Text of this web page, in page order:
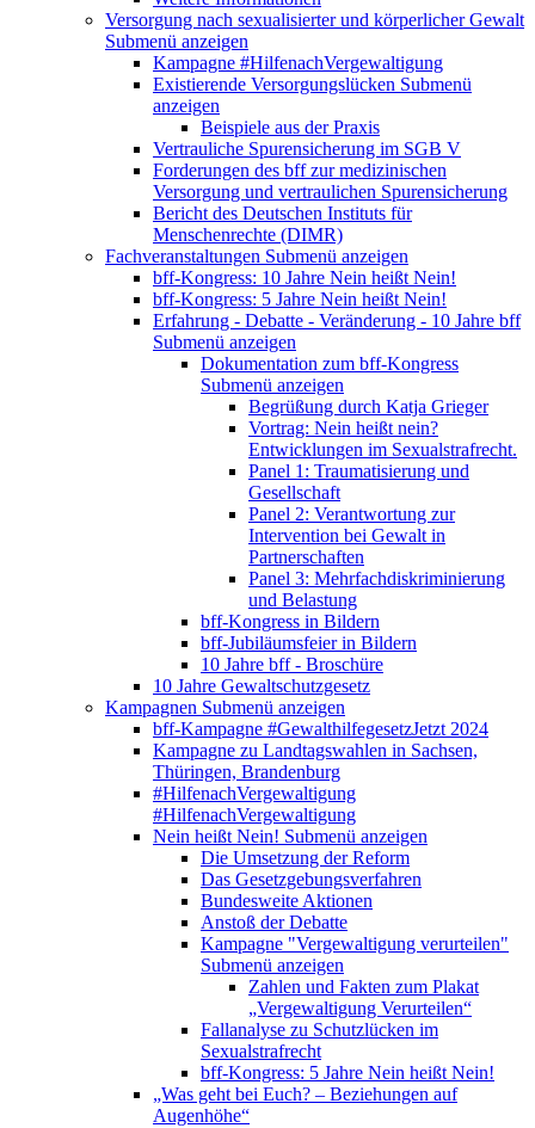
Versorgung nach sexualisierter und körperlicher Gewalt
Submenü anzeigen
Kampagne #HilfenachVergewaltigung
Existierende Versorgungslücken Submenü
anzeigen
Beispiele aus der Praxis
Vertrauliche Spurensicherung im SGB V
Forderungen des bff zur medizinischen
Versorgung und vertraulichen Spurensicherung
Bericht des Deutschen Instituts für
Menschenrechte (DIMR)
Fachveranstaltungen Submenü anzeigen
bff-Kongress: 10 Jahre Nein heißt Nein!
bff-Kongress: 5 Jahre Nein heißt Nein!
Erfahrung - Debatte - Veränderung - 10 Jahre bff
Submenü anzeigen
Dokumentation zum bff-Kongress
Submenü anzeigen
Begrüßung durch Katja Grieger
Vortrag: Nein heißt nein?
Entwicklungen im Sexualstrafrecht.
Panel 1: Traumatisierung und
Gesellschaft
Panel 2: Verantwortung zur
Intervention bei Gewalt in
Partnerschaften
Panel 3: Mehrfachdiskriminierung
und Belastung
bff-Kongress in Bildern
bff-Jubiläumsfeier in Bildern
10 Jahre bff - Broschüre
10 Jahre Gewaltschutzgesetz
Kampagnen Submenü anzeigen
bff-Kampagne #GewalthilfegesetzJetzt 2024
Kampagne zu Landtagswahlen in Sachsen,
Thüringen, Brandenburg
#HilfenachVergewaltigung
#HilfenachVergewaltigung
Nein heißt Nein! Submenü anzeigen
Die Umsetzung der Reform
Das Gesetzgebungsverfahren
Bundesweite Aktionen
Anstoß der Debatte
Kampagne "Vergewaltigung verurteilen"
Submenü anzeigen
Zahlen und Fakten zum Plakat
„Vergewaltigung Verurteilen“
Fallanalyse zu Schutzlücken im
Sexualstrafrecht
bff-Kongress: 5 Jahre Nein heißt Nein!
„Was geht bei Euch? – Beziehungen auf
Augenhöhe“